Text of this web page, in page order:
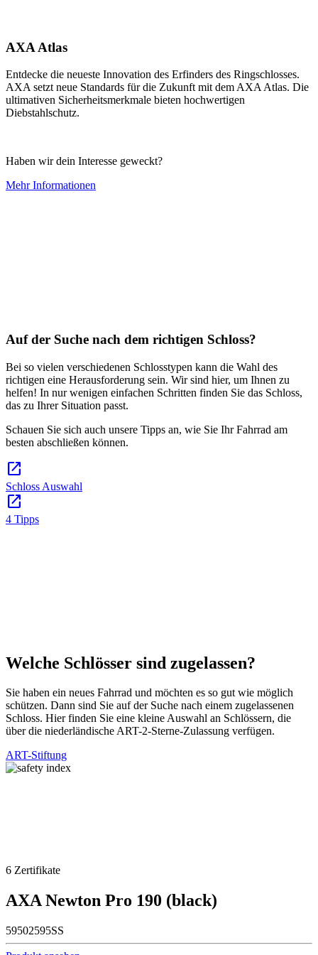
AXA Atlas
Entdecke die neueste Innovation des Erfinders des Ringschlosses.
AXA setzt neue Standards für die Zukunft mit dem AXA Atlas. Die
ultimativen Sicherheitsmerkmale bieten hochwertigen
Diebstahlschutz.
Haben wir dein Interesse geweckt?
Mehr Informationen
Auf der Suche nach dem richtigen Schloss?
Bei so vielen verschiedenen Schlosstypen kann die Wahl des
richtigen eine Herausforderung sein. Wir sind hier, um Ihnen zu
helfen! In nur wenigen einfachen Schritten finden Sie das Schloss,
das zu Ihrer Situation passt.
Schauen Sie sich auch unsere Tipps an, wie Sie Ihr Fahrrad am
besten abschließen können.
open_in_new
Schloss Auswahl
open_in_new
4 Tipps
Welche Schlösser sind zugelassen?
Sie haben ein neues Fahrrad und möchten es so gut wie möglich
schützen. Dann sind Sie auf der Suche nach einem zugelassenen
Schloss. Hier finden Sie eine kleine Auswahl an Schlössern, die
über die niederländische ART-2-Sterne-Zulassung verfügen.
ART-Stiftung
6 Zertifikate
AXA Newton Pro 190 (black)
59502595SS